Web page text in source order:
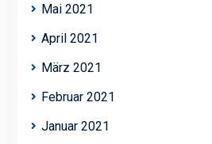
Mai 2021
April 2021
März 2021
Februar 2021
Januar 2021